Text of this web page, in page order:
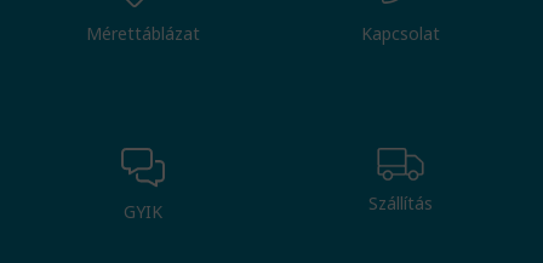
Mérettáblázat Kapcsolat
GYIK Szállítás